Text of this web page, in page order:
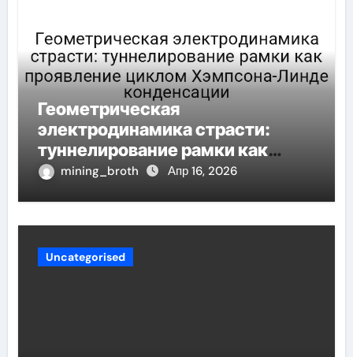
Геометрическая
электродинамика страсти:
туннелирование рамки как
проявление циклом Хэмпсона-
mining_broth Апр 16, 2026
Uncategorised